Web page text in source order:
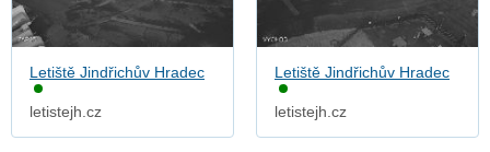
Letiště Jindřichův Hradec
letistejh.cz
Letiště Jindřichův Hradec
letistejh.cz